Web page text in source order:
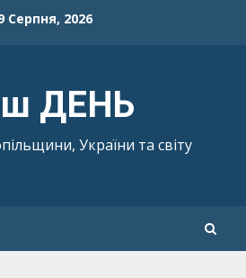
Серпня, 2026
ДЕНЬ
України та світу